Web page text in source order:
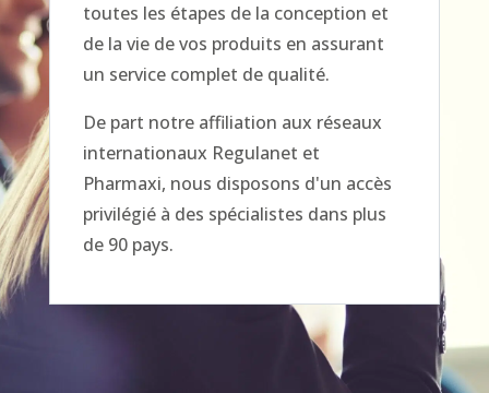
toutes les étapes de la conception et
de la vie de vos produits en assurant
un service complet de qualité.
De part notre affiliation aux réseaux
internationaux Regulanet et
Pharmaxi, nous disposons d'un accès
privilégié à des spécialistes dans plus
de 90 pays.